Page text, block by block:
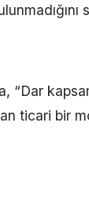
“Dar
ticari bir